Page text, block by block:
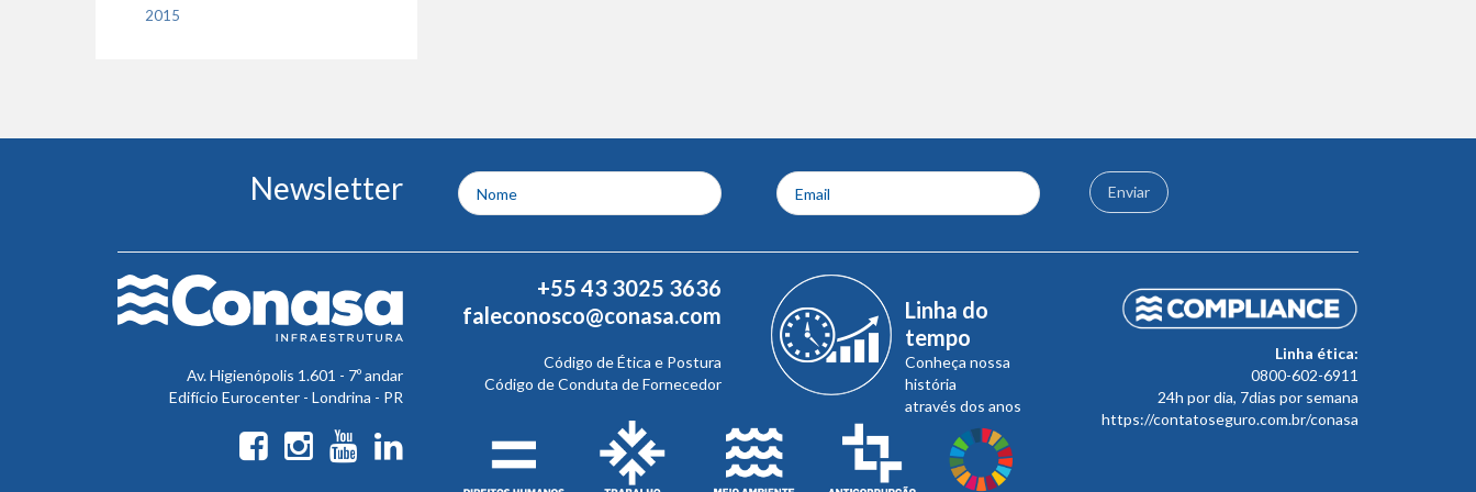
2015
rodapé
Newsletter Enviar
Av. Higienópolis 1.601 - 7º andar
Edifício Eurocenter - Londrina - PR
+55 43 3025 3636
faleconosco@conasa.com
Código de Ética e Postura
Código de Conduta de Fornecedor
Linha do
tempo
Conheça nossa
história
através dos anos
Linha ética:
0800-602-6911
24h por dia, 7dias por semana
https://contatoseguro.com.br/conasa